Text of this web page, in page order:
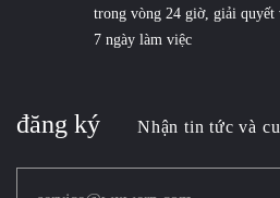
trong vòng 24 giờ, giải quyết
7 ngày làm việc
đăng ký Nhận tin tức và